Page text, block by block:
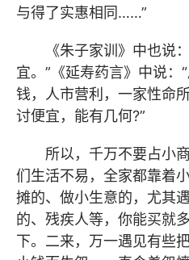
与得了实惠相同……”
《朱子家训》中也说
宜。”《延寿药言》中说：
钱，人市营利，一家性命
讨便宜，能有几何?”
所以，千万不要占小
们生活不易，全家都靠着
摊的、做小生意的，尤其
的、残疾人等，你能买就
下。二来，万一遇见有些